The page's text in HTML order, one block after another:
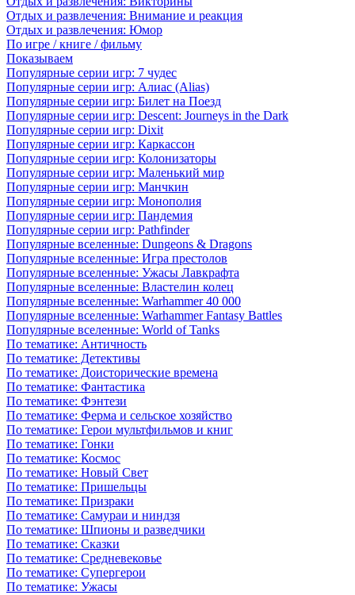
Отдых и развлечения: Внимание и реакция
Отдых и развлечения: Юмор
По игре / книге / фильму
Показываем
Популярные серии игр: 7 чудес
Популярные серии игр: Алиас (Alias)
Популярные серии игр: Билет на Поезд
Популярные серии игр: Descent: Journeys in the Dark
Популярные серии игр: Dixit
Популярные серии игр: Каркассон
Популярные серии игр: Колонизаторы
Популярные серии игр: Маленький мир
Популярные серии игр: Манчкин
Популярные серии игр: Монополия
Популярные серии игр: Пандемия
Популярные серии игр: Pathfinder
Популярные вселенные: Dungeons & Dragons
Популярные вселенные: Игра престолов
Популярные вселенные: Ужасы Лавкрафта
Популярные вселенные: Властелин колец
Популярные вселенные: Warhammer 40 000
Популярные вселенные: Warhammer Fantasy Battles
Популярные вселенные: World of Tanks
По тематике: Античность
По тематике: Детективы
По тематике: Доисторические времена
По тематике: Фантастика
По тематике: Фэнтези
По тематике: Ферма и сельское хозяйство
По тематике: Герои мультфильмов и книг
По тематике: Гонки
По тематике: Космос
По тематике: Новый Свет
По тематике: Пришельцы
По тематике: Призраки
По тематике: Самураи и ниндзя
По тематике: Шпионы и разведчики
По тематике: Сказки
По тематике: Средневековье
По тематике: Супергерои
По тематике: Ужасы